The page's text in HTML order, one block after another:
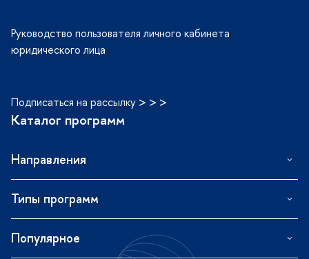
Руководство пользователя личного кабинета
юридического лица
Подписаться на рассылку > > >
Каталог программ
Направления
Типы программ
Популярное